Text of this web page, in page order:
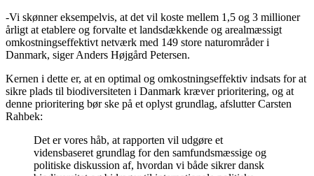
-Vi skønner eksempelvis, at det vil koste mellem 1,5 og 3 millioner
årligt at etablere og forvalte et landsdækkende og arealmæssigt
omkostningseffektivt netværk med 149 store naturområder i
Danmark, siger Anders Højgård Petersen.
Kernen i dette er, at en optimal og omkostningseffektiv indsats for at
sikre plads til biodiversiteten i Danmark kræver prioritering, og at
denne prioritering bør ske på et oplyst grundlag, afslutter Carsten
Rahbek:
Det er vores håb, at rapporten vil udgøre et
vidensbaseret grundlag for den samfundsmæssige og
politiske diskussion af, hvordan vi både sikrer dansk